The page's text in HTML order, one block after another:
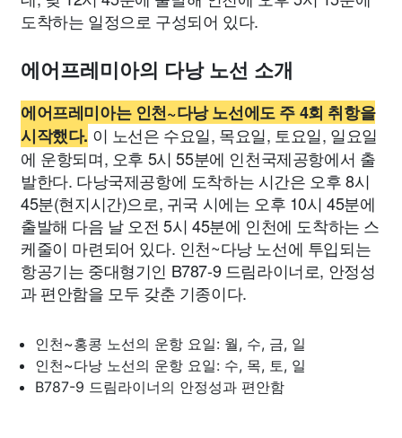
도착하는 일정으로 구성되어 있다.
에어프레미아의 다낭 노선 소개
에어프레미아는 인천~다낭 노선에도 주 4회 취항을
시작했다. 이 노선은 수요일, 목요일, 토요일, 일요일
에 운항되며, 오후 5시 55분에 인천국제공항에서 출
발한다. 다낭국제공항에 도착하는 시간은 오후 8시
45분(현지시간)으로, 귀국 시에는 오후 10시 45분에
출발해 다음 날 오전 5시 45분에 인천에 도착하는 스
케줄이 마련되어 있다. 인천~다낭 노선에 투입되는
항공기는 중대형기인 B787-9 드림라이너로, 안정성
과 편안함을 모두 갖춘 기종이다.
인천~홍콩 노선의 운항 요일: 월, 수, 금, 일
인천~다낭 노선의 운항 요일: 수, 목, 토, 일
B787-9 드림라이너의 안정성과 편안함